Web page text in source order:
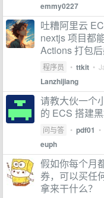
emmy0227
吐糟阿里云
nextjs 项目都
Actions 打包后
程序员 • ttkit •
Lanzhijiang
请教大伙一个
的 ECS 搭建
问与答 • pdf01 •
euph
假如你每个月
券，可以买任
拿来干什么？